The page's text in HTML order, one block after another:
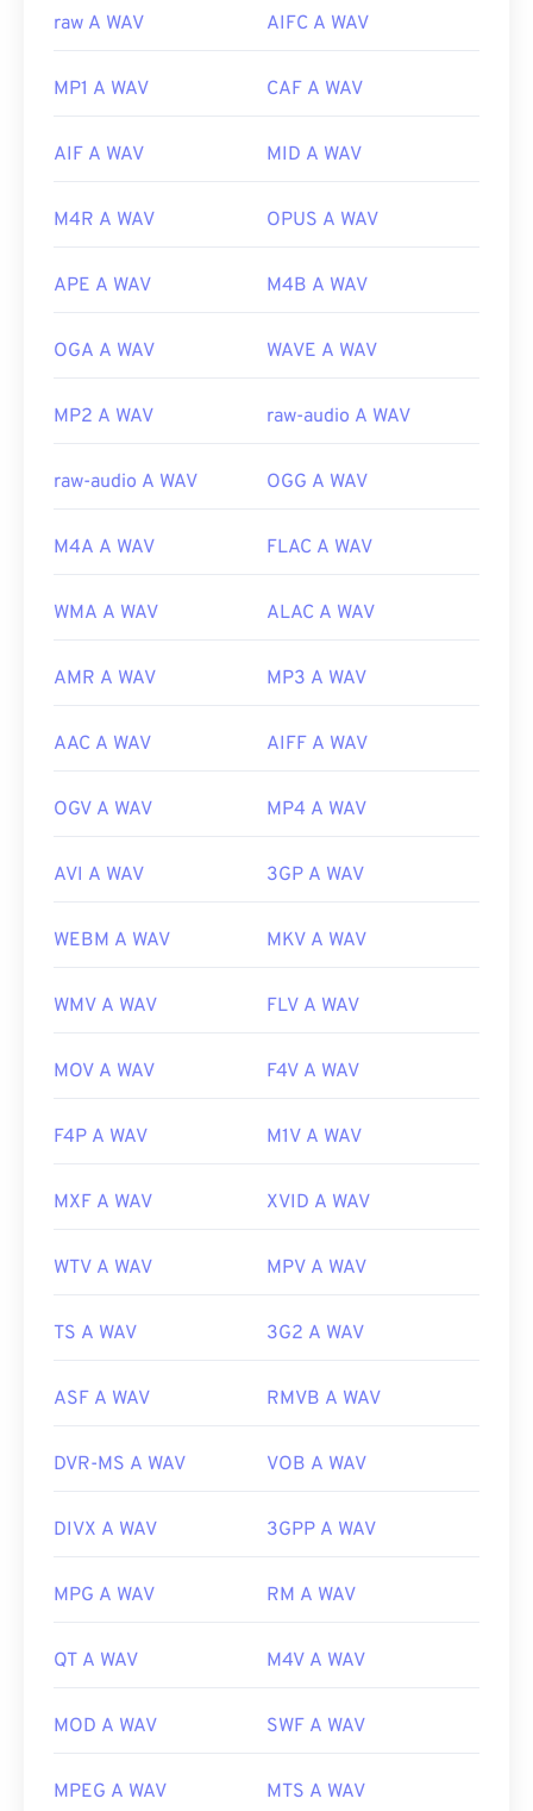
raw A WAV AIFC A WAV
MP1 A WAV CAF A WAV
AIF A WAV MID A WAV
M4R A WAV OPUS A WAV
APE A WAV M4B A WAV
OGA A WAV WAVE A WAV
MP2 A WAV raw-audio A WAV
raw-audio A WAV OGG A WAV
M4A A WAV FLAC A WAV
WMA A WAV ALAC A WAV
AMR A WAV MP3 A WAV
AAC A WAV AIFF A WAV
OGV A WAV MP4 A WAV
AVI A WAV 3GP A WAV
WEBM A WAV MKV A WAV
WMV A WAV FLV A WAV
MOV A WAV F4V A WAV
F4P A WAV M1V A WAV
MXF A WAV XVID A WAV
WTV A WAV MPV A WAV
TS A WAV 3G2 A WAV
ASF A WAV RMVB A WAV
DVR-MS A WAV VOB A WAV
DIVX A WAV 3GPP A WAV
MPG A WAV RM A WAV
QT A WAV M4V A WAV
MOD A WAV SWF A WAV
MPEG A WAV MTS A WAV